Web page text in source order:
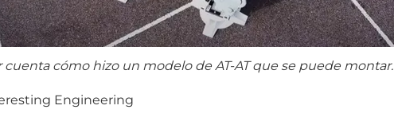
cuenta cómo hizo un modelo de AT-AT que se puede montar.
Engineering